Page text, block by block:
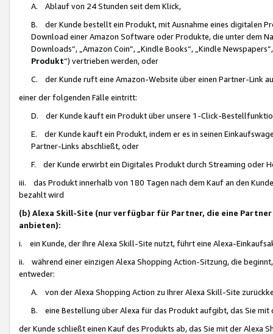
A. Ablauf von 24 Stunden seit dem Klick,
B. der Kunde bestellt ein Produkt, mit Ausnahme eines digitalen
Download einer Amazon Software oder Produkte, die unter dem
Downloads“, „Amazon Coin“, „Kindle Books“, „Kindle
Produkt“) vertrieben werden, oder
C. der Kunde ruft eine Amazon-Website über einen Partner-Link
einer der folgenden Fälle eintritt:
D. der Kunde kauft ein Produkt über unsere 1-Click-
E. der Kunde kauft ein Produkt, indem er es in seinen
Partner-Links abschließt, oder
F. der Kunde erwirbt ein Digitales Produkt durch Streaming oder
iii. das Produkt innerhalb von 180 Tagen nach dem Kauf an den
bezahlt wird
(b) Alexa Skill-Site (nur verfügbar für Partner, die eine
anbieten):
i. ein Kunde, der Ihre Alexa Skill-Site nutzt, führt eine Alexa-
ii. während einer einzigen Alexa Shopping Action-Sitzung, die
entweder:
A. von der Alexa Shopping Action zu Ihrer Alexa Skill-Site
B. eine Bestellung über Alexa für das Produkt aufgibt, das Sie mit
der Kunde schließt einen Kauf des Produkts ab, das Sie mit der Alexa